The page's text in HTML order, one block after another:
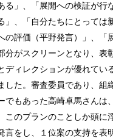
る」、「展開への検証が行
」、「自分たちにとっては
の評価（平野発言）」、「
分がスクリーンとなり、表
ディレクションが優れてい
した。審査委員であり、組
でもあった高崎卓馬さんは
このプランのことしか頭に
言をし、１位案の支持を表